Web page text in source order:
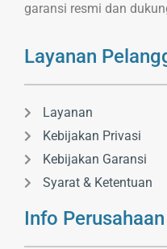
garansi resmi dan
Layanan
Layanan
Kebijakan Privasi
Kebijakan Garansi
Syarat & Ketentuan
Info Perusahaan